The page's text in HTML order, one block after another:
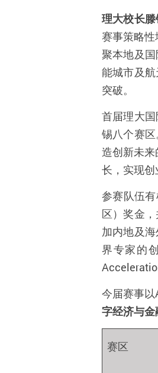
理大校长
赛事策略
聚本地及
能城市及
突破。
首届理大
锡八个赛
造创新未
长，实现创
参赛队伍
区）奖金
加内地及
界专家的
今届赛事
字经济与
赛区